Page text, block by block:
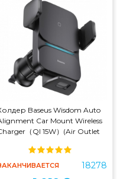
Baseus Wisdom Auto
Car Mount Wireless
（QI 15W）(Air Outlet
18278